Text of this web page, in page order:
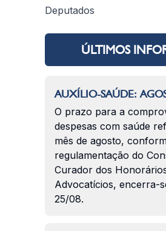
Deputados
ÚLTIMOS
AUXÍLIO-SAÚDE:
O prazo para a
despesas com saúde
mês de agosto,
regulamentação do
Curador dos
Advocatícios, encerra-
25/08.